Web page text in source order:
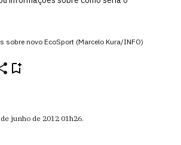
sobre novo EcoSport (Marcelo Kura/INFO)
junho de 2012 01h26.